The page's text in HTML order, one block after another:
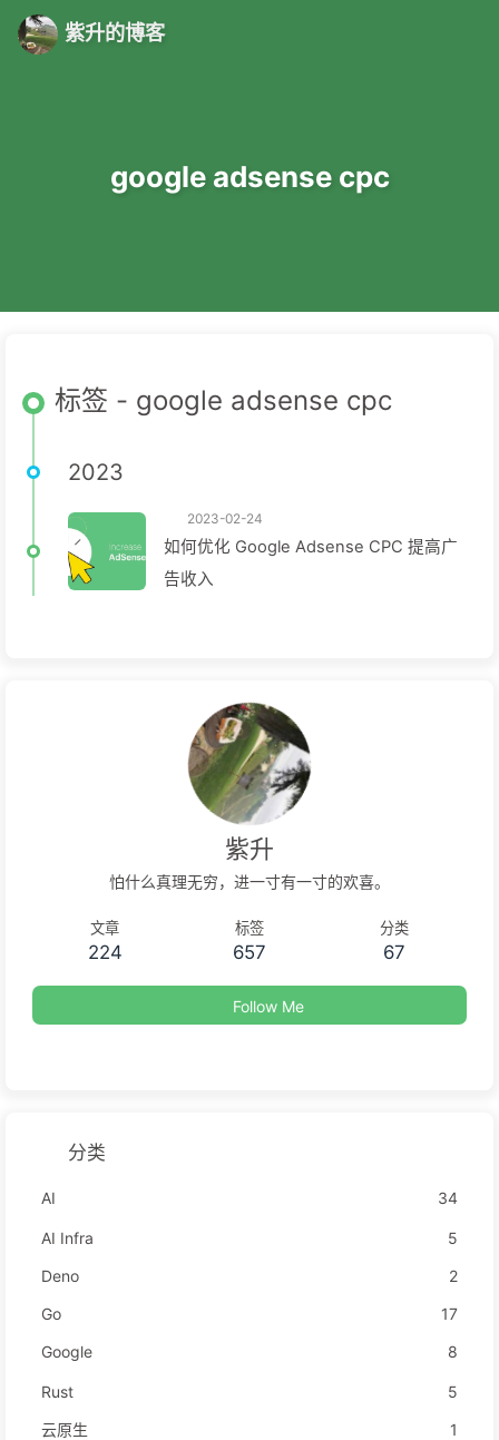
紫升的博客
google adsense cpc
标签 - google adsense cpc
2023
2023-02-24
如何优化 Google Adsense CPC 提高广
告收入
紫升
怕什么真理无穷，进一寸有一寸的欢喜。
文章
224
标签
657
分类
67
Follow Me
分类
AI 34
AI Infra
5
Deno
2
Go
17
Google
8
Rust
5
云原生
1